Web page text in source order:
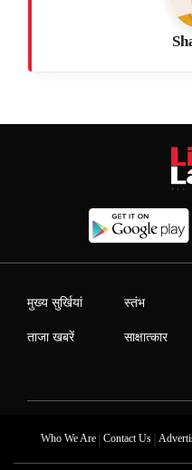
मुख्य सुर्खियां
ताजा खबरें
स्तंभ
साक्षात्कार
Who We Are| Contact Us|